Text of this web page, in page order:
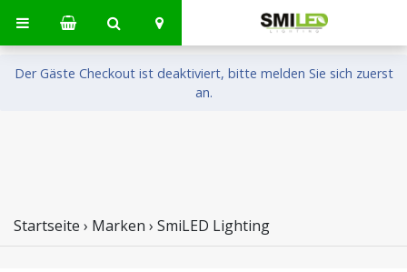
Der Gäste Checkout ist deaktiviert, bitte melden Sie sich zuerst
an.
Startseite › Marken › SmiLED Lighting